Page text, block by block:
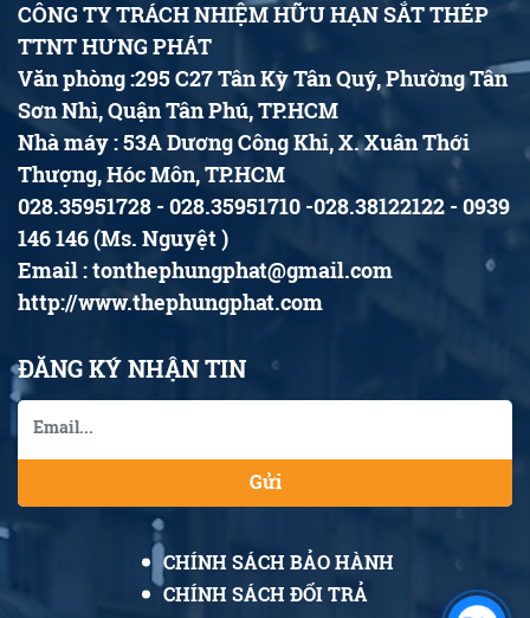
CÔNG TY TRÁCH NHIỆM HỮU HẠN SẮT THÉP
TTNT HƯNG PHÁT
Văn phòng :295 C27 Tân Kỳ Tân Quý, Phường Tân
Sơn Nhì, Quận Tân Phú, TP.HCM
Nhà máy : 53A Dương Công Khi, X. Xuân Thới
Thượng, Hóc Môn, TP.HCM
028.35951728 - 028.35951710 -028.38122122 - 0939
146 146 (Ms. Nguyệt )
Email : tonthephungphat@gmail.com
http://www.thephungphat.com
ĐĂNG KÝ NHẬN TIN
Gửi
CHÍNH SÁCH BẢO HÀNH
CHÍNH SÁCH ĐỔI TRẢ